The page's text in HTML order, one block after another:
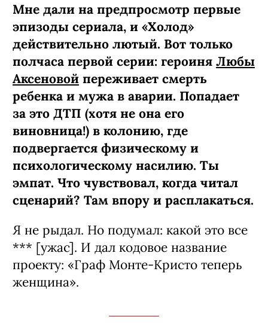
Мне дали на предпросмотр первые
эпизоды сериала, и «Холод»
действительно лютый. Вот только
полчаса первой серии: героиня Любы
Аксеновой переживает смерть
ребенка и мужа в аварии. Попадает
за это ДТП (хотя не она его
виновница!) в колонию, где
подвергается физическому и
психологическому насилию. Ты
эмпат. Что чувствовал, когда читал
сценарий? Там впору и расплакаться.
Я не рыдал. Но подумал: какой это все
*** [ужас]. И дал кодовое название
проекту: «Граф Монте-­Кристо теперь
женщина».